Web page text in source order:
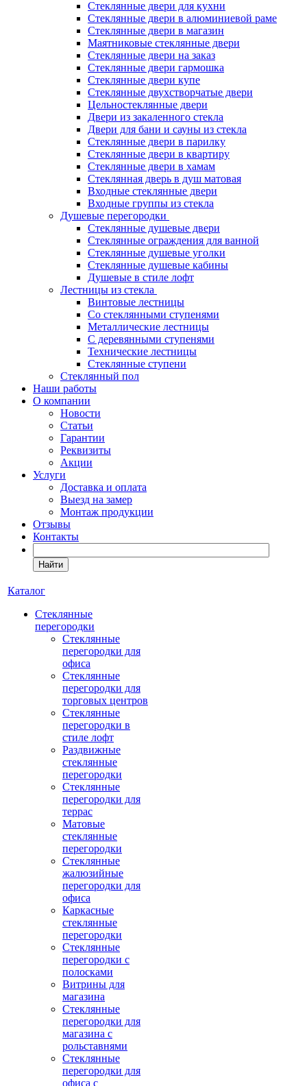
Стеклянные двери для кухни
Стеклянные двери в алюминиевой раме
Стеклянные двери в магазин
Маятниковые стеклянные двери
Стеклянные двери на заказ
Стеклянные двери гармошка
Стеклянные двери купе
Стеклянные двухстворчатые двери
Цельностеклянные двери
Двери из закаленного стекла
Двери для бани и сауны из стекла
Стеклянные двери в парилку
Стеклянные двери в квартиру
Стеклянные двери в хамам
Стеклянная дверь в душ матовая
Входные стеклянные двери
Входные группы из стекла
Душевые перегородки
Стеклянные душевые двери
Стеклянные ограждения для ванной
Стеклянные душевые уголки
Стеклянные душевые кабины
Душевые в стиле лофт
Лестницы из стекла
Винтовые лестницы
Со стеклянными ступенями
Металлические лестницы
С деревянными ступенями
Технические лестницы
Стеклянные ступени
Стеклянный пол
Наши работы
О компании
Новости
Статьи
Гарантии
Реквизиты
Акции
Услуги
Доставка и оплата
Выезд на замер
Монтаж продукции
Отзывы
Контакты
Найти
Каталог
Cтеклянные
перегородки
Стеклянные
перегородки для
офиса
Стеклянные
перегородки для
торговых центров
Стеклянные
перегородки в
стиле лофт
Раздвижные
стеклянные
перегородки
Стеклянные
перегородки для
террас
Матовые
стеклянные
перегородки
Стеклянные
жалюзийные
перегородки для
офиса
Каркасные
стеклянные
перегородки
Стеклянные
перегородки с
полосками
Витрины для
магазина
Стеклянные
перегородки для
магазина с
рольставнями
Стеклянные
перегородки для
офиса с